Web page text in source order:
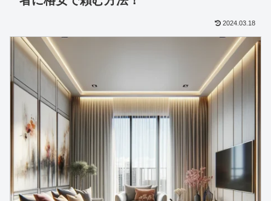
2024.03.18